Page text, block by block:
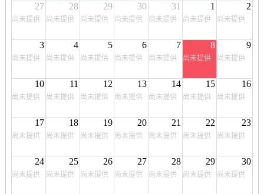
27
尚未提供
28
尚未提供
29
尚未提供
30
尚未提供
31
尚未提供
1
尚未提供
2
尚未提供
3
尚未提供
4
尚未提供
5
尚未提供
6
尚未提供
7
尚未提供
8
尚未提供
9
尚未提供
10
尚未提供
11
尚未提供
12
尚未提供
13
尚未提供
14
尚未提供
15
尚未提供
16
尚未提供
17
尚未提供
18
尚未提供
19
尚未提供
20
尚未提供
21
尚未提供
22
尚未提供
23
尚未提供
24
尚未提供
25
尚未提供
26
尚未提供
27
尚未提供
28
尚未提供
29
尚未提供
30
尚未提供